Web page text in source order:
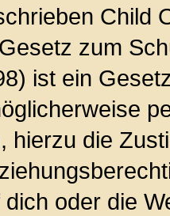
Child
zum
ist ein
hierzu die
oder die